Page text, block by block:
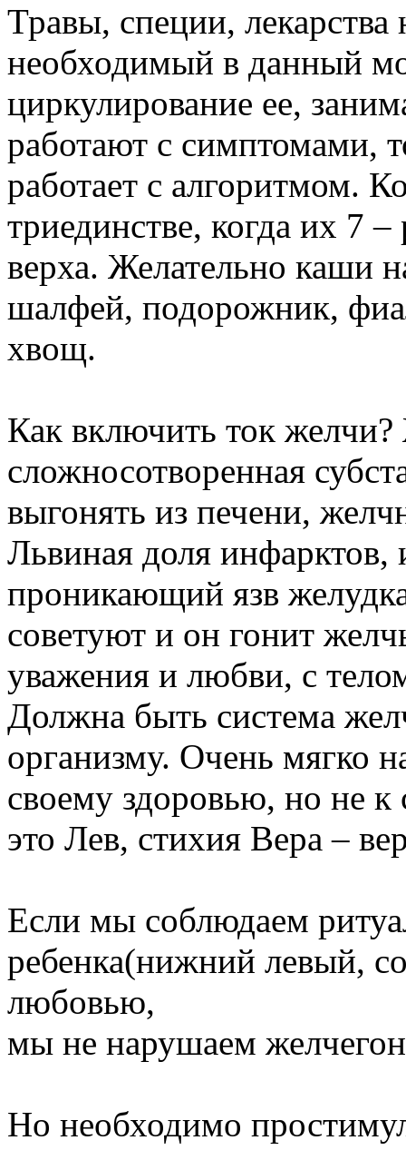
Травы, специи, лекарства
необходимый в данный
циркулирование ее,
работают с симптомами,
работает с алгоритмом.
триединстве, когда их 7
верха. Желательно каши
шалфей, подорожник,
хвощ.
Как включить ток
сложносотворенная
выгонять из печени,
Львиная доля инфарктов,
проникающий язв
советуют и он гонит
уважения и любви, с
Должна быть система
организму. Очень мягко
своему здоровью, но не
это Лев, стихия Вера ‒
Если мы соблюдаем
ребенка(нижний левый,
любовью,
мы не нарушаем
Но необходимо